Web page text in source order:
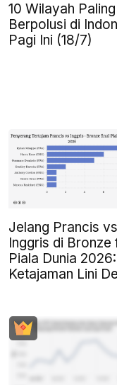
10 Wilayah Paling
Berpolusi di
Pagi Ini (18/7)
Jelang Prancis vs
Inggris di Bronze
Piala Dunia
Ketajaman Lini